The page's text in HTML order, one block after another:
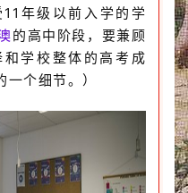
11年级以前入学的学
的高中阶段，要兼顾
学校整体的高考成
个细节。）